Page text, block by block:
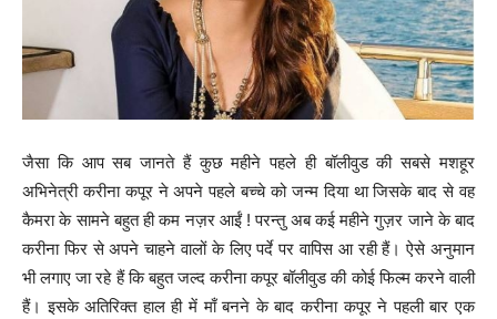
जैसा कि आप सब जानते हैं कुछ महीने पहले ही बॉलीवुड की सबसे मशहूर
अभिनेत्री करीना कपूर ने अपने पहले बच्चे को जन्म दिया था जिसके बाद से वह
कैमरा के सामने बहुत ही कम नज़र आईं ! परन्तु अब कई महीने गुज़र जाने के बाद
करीना फिर से अपने चाहने वालों के लिए पर्दे पर वापिस आ रही हैं। ऐसे अनुमान
भी लगाए जा रहे हैं कि बहुत जल्द करीना कपूर बॉलीवुड की कोई फिल्म करने वाली
हैं। इसके अतिरिक्त हाल ही में माँ बनने के बाद करीना कपूर ने पहली बार एक